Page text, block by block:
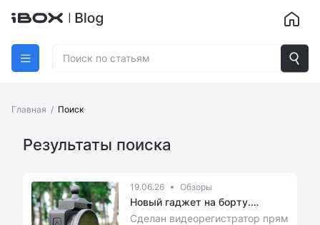
Главная / Поиск
Результаты поиска
19.06.26 Обзоры
Новый гаджет на борту.
Разбираем...
Сделан видеорегистратор прям